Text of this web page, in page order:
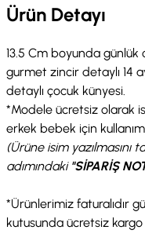
Ürün Detayı
13.5 Cm boyunda günlük
gurmet zincir detaylı 14
detaylı çocuk künyesi.
*Modele ücretsiz olarak
erkek bebek için
(Ürüne isim yazılmasını
adımındaki "SİPARİŞ
*Ürünlerimiz faturalıdır
kutusunda ücretsiz